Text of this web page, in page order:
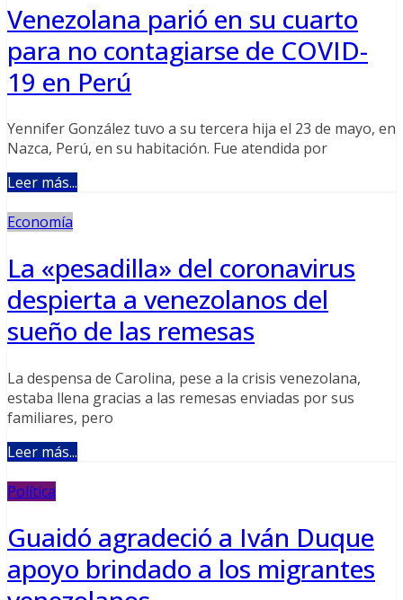
Venezolana parió en su cuarto
para no contagiarse de COVID-
19 en Perú
Yennifer González tuvo a su tercera hija el 23 de mayo, en
Nazca, Perú, en su habitación. Fue atendida por
Leer más...
Economía
La «pesadilla» del coronavirus
despierta a venezolanos del
sueño de las remesas
La despensa de Carolina, pese a la crisis venezolana,
estaba llena gracias a las remesas enviadas por sus
familiares, pero
Leer más...
Política
Guaidó agradeció a Iván Duque
apoyo brindado a los migrantes